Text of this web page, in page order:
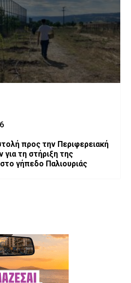
προς την Περιφερειακή
τη στήριξη της
γήπεδο Παλιουριάς